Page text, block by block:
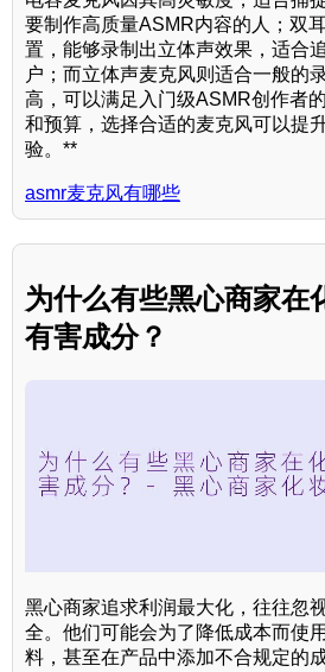
要制作高质量ASMR内容的人；双
置，能够录制出立体声效果，适合
户；而立体声麦克风则适合一般的
高，可以满足入门级ASMR创作者
和预算，选择合适的麦克风可以提
验。**
asmr麦克风有哪些
为什么有些黑心商家在
有害成分？
黑心商家追求利润最大化，往往忽
全。他们可能会为了降低成本而使
料，甚至在产品中添加不合规定的